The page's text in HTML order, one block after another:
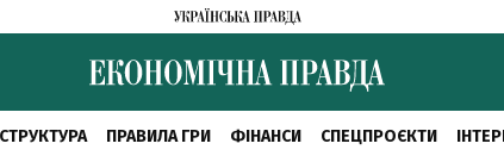
ПРАВИЛА ГРИ ФІНАНСИ СПЕЦПРОЄКТИ